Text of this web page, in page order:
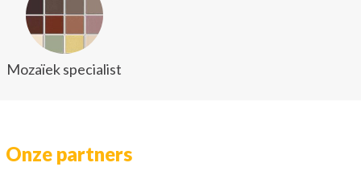
Mozaïek specialist
Onze partners